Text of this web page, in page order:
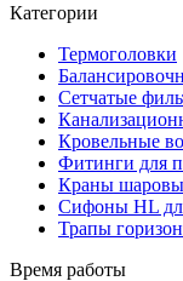
Категории
Термоголовки
Сетчатые
Кровельные
Фитинги для
Краны
Сифоны HL
Трапы
Время работы